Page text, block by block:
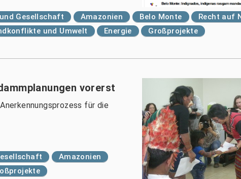
Gesellschaft Amazonien Belo Monte
Recht auf
und Umwelt Energie Großprojekte
vorerst
für die
Amazonien